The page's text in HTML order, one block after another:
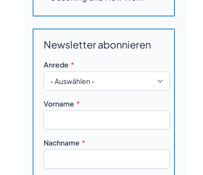
Newsletter abonnieren
Anrede
Vorname
Nachname